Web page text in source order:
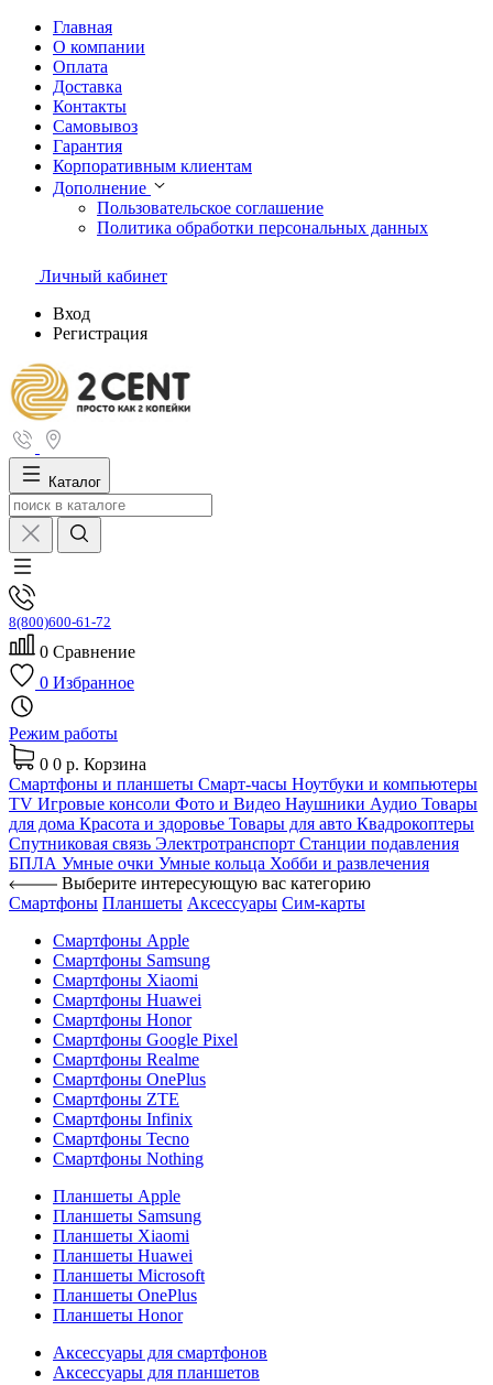
Главная
О компании
Оплата
Доставка
Контакты
Самовывоз
Гарантия
Корпоративным клиентам
Дополнение
Пользовательское соглашение
Политика обработки персональных данных
Личный кабинет
Вход
Регистрация
Каталог
8(800)600-61-72
0 Сравнение
0 Избранное
Режим работы
0 0 р. Корзина
Смартфоны и планшеты Смарт-часы Ноутбуки и компьютеры
TV Игровые консоли Фото и Видео Наушники Аудио Товары
для дома Красота и здоровье Товары для авто Квадрокоптеры
Спутниковая связь Электротранспорт Станции подавления
БПЛА Умные очки Умные кольца Хобби и развлечения
Выберите интересующую вас категорию
Смартфоны Планшеты Аксессуары Сим-карты
Смартфоны Apple
Смартфоны Samsung
Смартфоны Xiaomi
Смартфоны Huawei
Смартфоны Honor
Смартфоны Google Pixel
Смартфоны Realme
Смартфоны OnePlus
Смартфоны ZTE
Смартфоны Infinix
Смартфоны Tecno
Смартфоны Nothing
Планшеты Apple
Планшеты Samsung
Планшеты Xiaomi
Планшеты Huawei
Планшеты Microsoft
Планшеты OnePlus
Планшеты Honor
Аксессуары для смартфонов
Аксессуары для планшетов